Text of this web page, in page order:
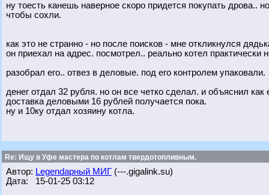
ну тоесть канешь наверное скоро придется покупать дрова..
чтобы сохли.
как это не странно - но после поисков - мне откликнулся
он приехал на адрес. посмотрел.. реально котел практически
разобрал его.. отвез в деловые. под его контролем упаковали.
денег отдал 32 рубля. но он все четко сделал. и объяснил как
доставка деловыми 16 рублей получается пока.
ну и 10ку отдал хозяину котла.
Re: Ищу в Уфе мастера по котлам твердотопливным.
Автор: Legendарный МИГ (---.gigalink.su)
Дата: 15-01-25 03:12